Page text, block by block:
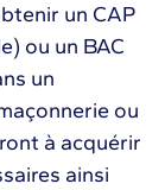
un CAP
ou un BAC
un
ou
à acquérir
ainsi